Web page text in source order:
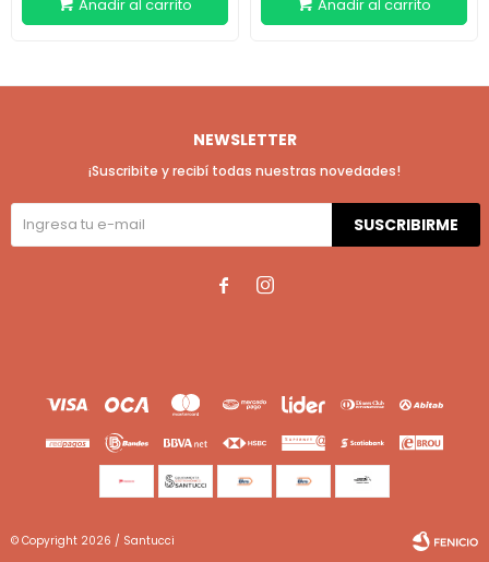
NEWSLETTER
¡Suscribite y recibí todas nuestras novedades!
SUSCRIBIRME
 
© Copyright 2026 / Santucci